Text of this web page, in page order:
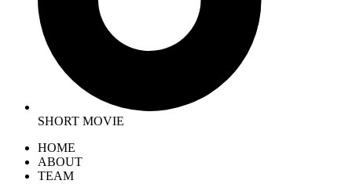
SHORT MOVIE
HOME
ABOUT
TEAM